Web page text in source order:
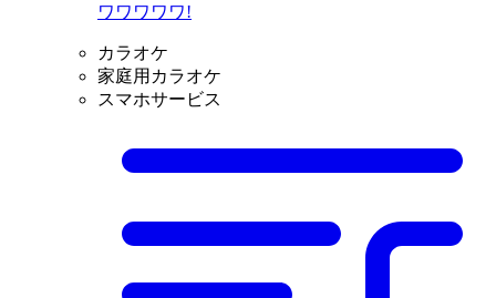
ワワワワワ!
カラオケ
家庭用カラオケ
スマホサービス